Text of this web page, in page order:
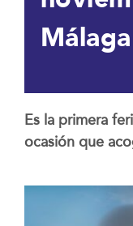
Es la primera
ocasión que